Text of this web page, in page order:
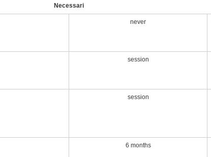
Necessari
never
session
session
6 months